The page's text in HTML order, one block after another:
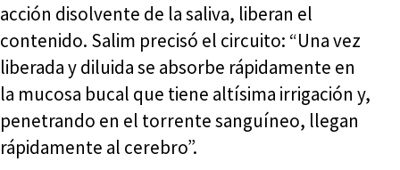
acción disolvente de la saliva, liberan el
contenido. Salim precisó el circuito: “Una vez
liberada y diluida se absorbe rápidamente en
la mucosa bucal que tiene altísima irrigación y,
penetrando en el torrente sanguíneo, llegan
rápidamente al cerebro”.